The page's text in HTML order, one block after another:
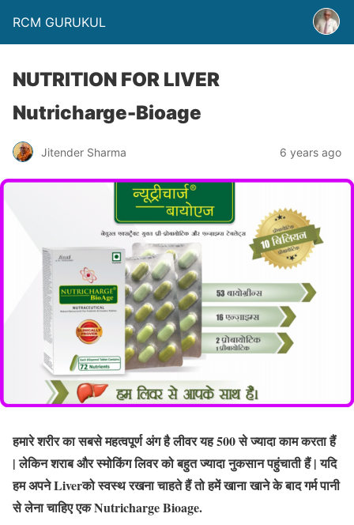
RCM GURUKUL
NUTRITION FOR LIVER
Nutricharge-Bioage
Jitender Sharma 6 years ago
हमारे शरीर का सबसे महत्वपूर्ण अंग है लीवर यह 500 से ज्यादा काम करता हैं
| लेकिन शराब और स्मोकिंग लिवर को बहुत ज्यादा नुकसान पहुंचाती हैं | यदि
हम अपने Liverको स्वस्थ रखना चाहते हैं तो हमें खाना खाने के बाद गर्म पानी
से लेना चाहिए एक Nutricharge Bioage.